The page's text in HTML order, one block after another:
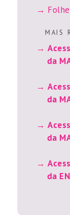
M A I S R
da
da
da
da